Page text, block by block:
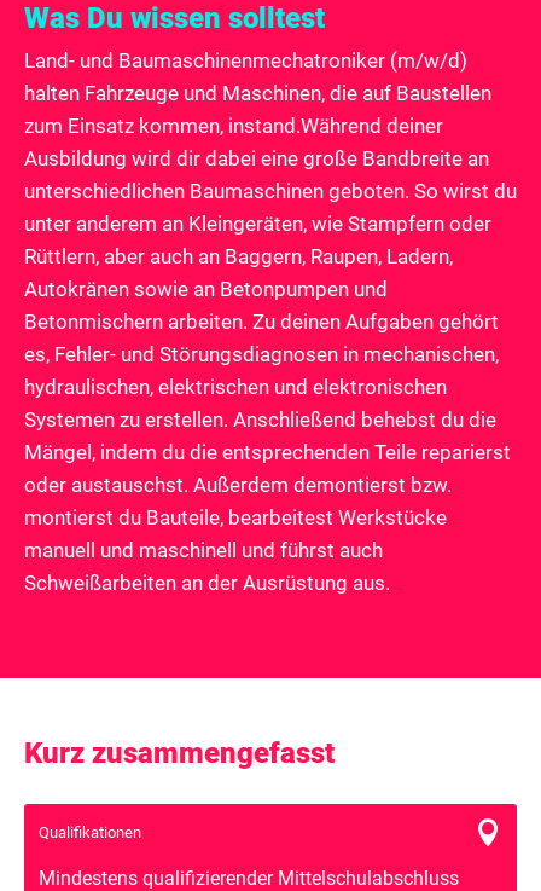
Was Du wissen solltest
Land- und Baumaschinenmechatroniker (m/w/d)
halten Fahrzeuge und Maschinen, die auf Baustellen
zum Einsatz kommen, instand.Während deiner
Ausbildung wird dir dabei eine große Bandbreite an
unterschiedlichen Baumaschinen geboten. So wirst du
unter anderem an Kleingeräten, wie Stampfern oder
Rüttlern, aber auch an Baggern, Raupen, Ladern,
Autokränen sowie an Betonpumpen und
Betonmischern arbeiten. Zu deinen Aufgaben gehört
es, Fehler- und Störungsdiagnosen in mechanischen,
hydraulischen, elektrischen und elektronischen
Systemen zu erstellen. Anschließend behebst du die
Mängel, indem du die entsprechenden Teile reparierst
oder austauschst. Außerdem demontierst bzw.
montierst du Bauteile, bearbeitest Werkstücke
manuell und maschinell und führst auch
Schweißarbeiten an der Ausrüstung aus.
Kurz zusammengefasst
Qualifikationen 
Mindestens qualifizierender Mittelschulabschluss